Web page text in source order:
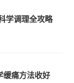
学调理全攻略
缓痛方法收好